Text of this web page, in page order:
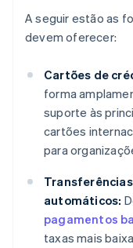
A seguir estão as
devem oferecer:
Cartões de
forma
suporte às
cartões
para
automáticos:
pagamentos
taxas mais